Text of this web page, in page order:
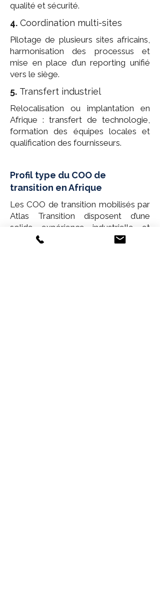
qualité et sécurité.
4. Coordination multi-sites
Pilotage de plusieurs sites africains,
harmonisation des processus et
mise en place d’un reporting unifié
vers le siège.
5. Transfert industriel
Relocalisation ou implantation en
Afrique : transfert de technologie,
formation des équipes locales et
qualification des fournisseurs.
Profil type du COO de
transition en Afrique
Les COO de transition mobilisés par
Atlas Transition disposent d’une
solide expérience industrielle et
logistique en environnement africain